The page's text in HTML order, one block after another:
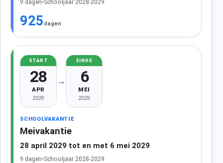
9 dagen•Schooljaar 2028-2029
925 dagen
START
28
APR
2029
→
EINDE
6
MEI
2029
SCHOOLVAKANTIE
Meivakantie
28 april 2029 tot en met 6 mei 2029
9 dagen•Schooljaar 2028-2029